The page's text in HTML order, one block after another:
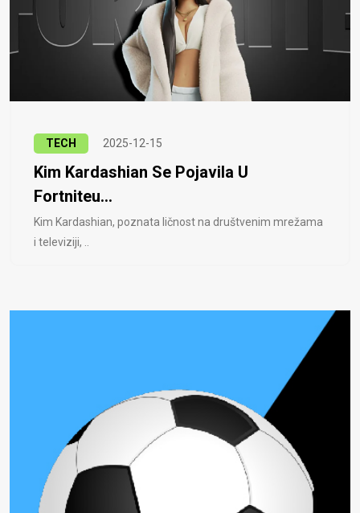
TECH 2025-12-15
Kim Kardashian Se Pojavila U
Fortniteu...
Kim Kardashian, poznata ličnost na društvenim mrežama
i televiziji, ..